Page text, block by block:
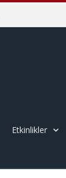
Etkinlikler